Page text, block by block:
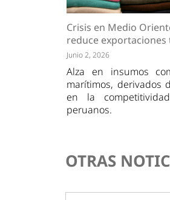
Crisis en Medio
reduce exportaciones
Junio 2, 2026
Alza en insumos
marítimos, derivados
en la
peruanos.
OTRAS